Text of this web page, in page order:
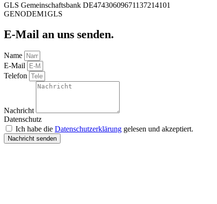
GLS Gemeinschaftsbank DE47430609671137214101
GENODEM1GLS
E-Mail an uns senden.
Name
E-Mail
Telefon
Nachricht
Datenschutz
Ich habe die Datenschutzerklärung gelesen und akzeptiert.
Nachricht senden